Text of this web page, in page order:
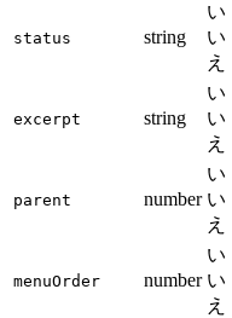
status string
い
い
え
excerpt string
い
い
え
parent number
い
い
え
menuOrder number
い
い
え